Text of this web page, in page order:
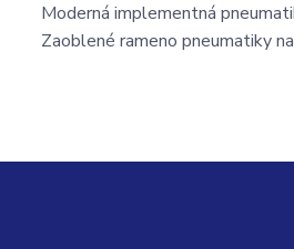
Moderná implementná
Zaoblené rameno pneumatiky